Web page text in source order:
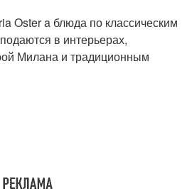
Oster a блюда по классическим
в интерьерах,
Милана и традиционным